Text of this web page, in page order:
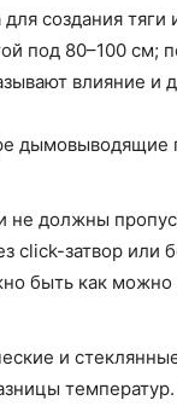
создания
под 80–100 см;
влияние и
дымовыводящие
должны
click-затвор или
быть как
и